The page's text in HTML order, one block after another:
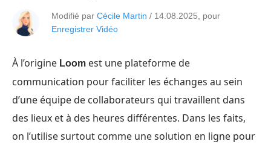
Modifié par Cécile Martin / 14.08.2025 , pour
Enregistrer Vidéo
À l’origine Loom est une plateforme de
communication pour faciliter les échanges au sein
d’une équipe de collaborateurs qui travaillent dans
des lieux et à des heures différentes. Dans les faits,
on l’utilise surtout comme une solution en ligne pour